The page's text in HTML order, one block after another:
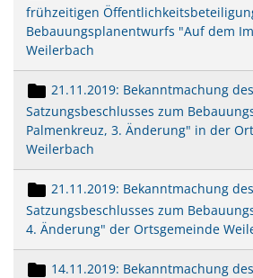
frühzeitigen
Bebauungsplanentwurfs "Auf dem
Weilerbach
21.11.2019: Bekanntmachung des
Satzungsbeschlusses zum
Palmenkreuz, 3. Änderung" in der
Weilerbach
21.11.2019: Bekanntmachung des
Satzungsbeschlusses zum
4. Änderung" der Ortsgemeinde
14.11.2019: Bekanntmachung des